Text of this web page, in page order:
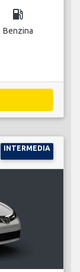
local_gas_station
Benzina
INTERMEDIA